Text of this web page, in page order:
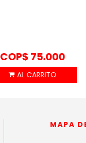
COP$ 75.000
MAPA